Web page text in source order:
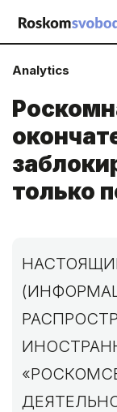
Analytics
только